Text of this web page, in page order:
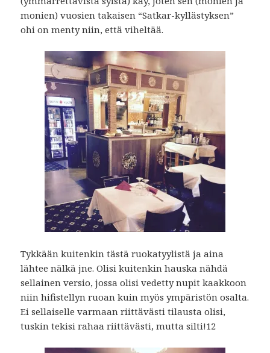
monien) vuosien takaisen “Satkar-kyllästyksen”
ohi on menty niin, että viheltää.
Tykkään kuitenkin tästä ruokatyylistä ja aina
lähtee nälkä jne. Olisi kuitenkin hauska nähdä
sellainen versio, jossa olisi vedetty nupit kaakkoon
niin hifistellyn ruoan kuin myös ympäristön osalta.
Ei sellaiselle varmaan riittävästi tilausta olisi,
tuskin tekisi rahaa riittävästi, mutta silti!12